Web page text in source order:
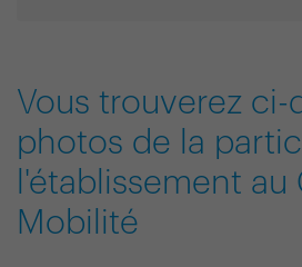
Vous trouverez ci-
photos de la
l'établissement au
Mobilité